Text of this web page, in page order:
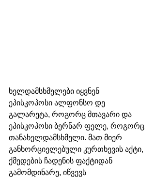
ხელდამსხმელები იყვნენ
ეპისკოპოსი ალფონსო დე
გალარეტა, როგორც მთავარი და
ეპისკოპოსი ბერნარ ფელე, როგორც
თანახელდამსხმელი. მათ მიერ
განხორციელებული კურთხევის აქტი,
ქმედების ჩადენის ფაქტიდან
გამომდინარე, იწვევს